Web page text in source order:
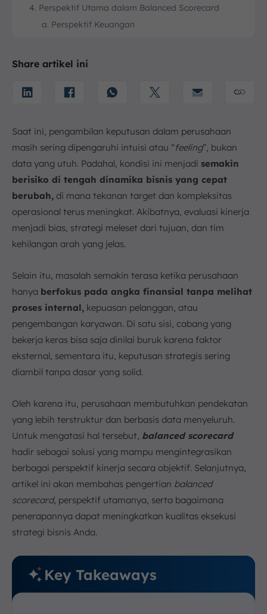
4. Perspektif Utama dalam Balanced Scorecard
a. Perspektif Keuangan
c. Perspektif Proses Bisnis Internal
5. Cara Menyusun Strategy Map dalam Balanced
b. Tetapkan Sasaran Strategis (Strategic
Objectives)
c. Tentukan Target dan Inisiatif
6. Contoh Penerapan Balanced Scorecard di Berbagai
Industri
a. Industri Manufaktur
b. Industri Perbankan dan Keuangan
c. Industri Retail dan E-commerce
8. Kesimpulan
FAQ:
Share artikel ini
Saat ini, pengambilan keputusan dalam perusahaan
masih sering dipengaruhi intuisi atau “feeling”, bukan
data yang utuh. Padahal, kondisi ini menjadi semakin
berisiko di tengah dinamika bisnis yang cepat
berubah, di mana tekanan target dan kompleksitas
operasional terus meningkat. Akibatnya, evaluasi kinerja
menjadi bias, strategi meleset dari tujuan, dan tim
kehilangan arah yang jelas.
Selain itu, masalah semakin terasa ketika perusahaan
hanya berfokus pada angka finansial tanpa melihat
proses internal, kepuasan pelanggan, atau
pengembangan karyawan. Di satu sisi, cabang yang
bekerja keras bisa saja dinilai buruk karena faktor
eksternal, sementara itu, keputusan strategis sering
diambil tanpa dasar yang solid.
Oleh karena itu, perusahaan membutuhkan pendekatan
yang lebih terstruktur dan berbasis data menyeluruh.
Untuk mengatasi hal tersebut, balanced scorecard
hadir sebagai solusi yang mampu mengintegrasikan
berbagai perspektif kinerja secara objektif. Selanjutnya,
artikel ini akan membahas pengertian balanced
scorecard, perspektif utamanya, serta bagaimana
penerapannya dapat meningkatkan kualitas eksekusi
strategi bisnis Anda.
Key Takeaways